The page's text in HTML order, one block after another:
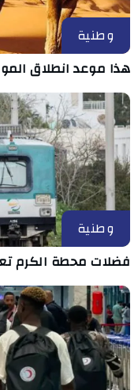
وطنية
هذا موعد انطلاق
وطنية
فضلات محطة الكرم